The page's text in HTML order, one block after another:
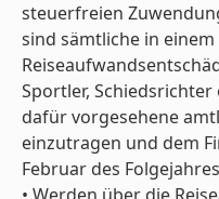
steuerfreien
sind sämtliche in
Sportler,
dafür vorgesehene
einzutragen und dem
Februar des